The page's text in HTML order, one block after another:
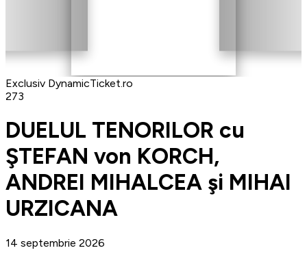
Exclusiv DynamicTicket.ro
273
DUELUL TENORILOR cu
ŞTEFAN von KORCH,
ANDREI MIHALCEA şi MIHAI
URZICANA
14 septembrie 2026